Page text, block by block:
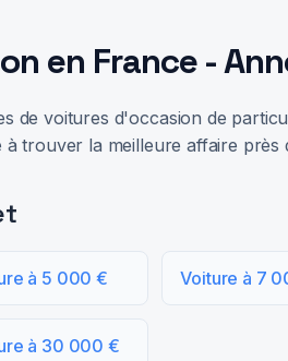
en France -
de voitures d'occasion de
trouver la meilleure affaire près
à 5 000 € Voiture à 7
à 30 000 €